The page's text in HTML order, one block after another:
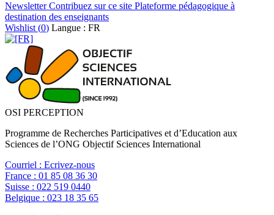
NewsletterContribuez sur ce site Plateforme pédagogique à
destination des enseignants
Wishlist (0) Langue : FR
OSI PERCEPTION
Programme de Recherches Participatives et d’Education aux
Sciences de l’ONG Objectif Sciences International
Courriel : Ecrivez-nous
France : 01 85 08 36 30
Suisse : 022 519 0440
Belgique : 023 18 35 65